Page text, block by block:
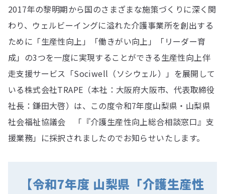
2017年の黎明期から国のさまざまな施策づくりに深く関
わり、ウェルビーイングに溢れた介護事業所を創出する
ために「生産性向上」「働きがい向上」「リーダー育
成」の3つを一度に実現することができる生産性向上伴
走支援サービス「Sociwell（ソシウェル）」を展開して
いる株式会社TRAPE（本社：大阪府大阪市、代表取締役
社長：鎌田大啓）は、この度令和7年度山梨県・山梨県
社会福祉協議会 「『介護生産性向上総合相談窓口』支
援業務」に採択されましたのでお知らせいたします。
【令和7年度 山梨県「介護生産性